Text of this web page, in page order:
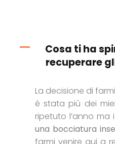
Cosa ti ha
recuperare
La decisione di
é stata più dei
ripetuto l’anno
una bocciatura